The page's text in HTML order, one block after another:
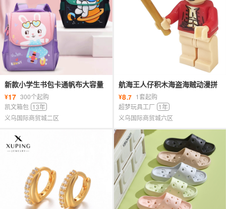
新款小学生书包卡通帆布大容量
防泼水幼儿园儿童太空双肩背包
¥17 300个起购
凯文箱包 13年
义乌国际商贸城二区
航海王人仔积木海盗海贼动漫拼
装厂家直销热卖批发儿童玩具盲
盒
¥8.7 1套起购
超梦玩具工厂 1年
义乌国际商贸城六区